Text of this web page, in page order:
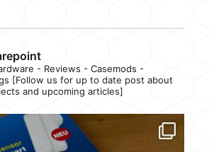
- Reviews - Casemods -
[Follow us for up to date post about
and upcoming articles]